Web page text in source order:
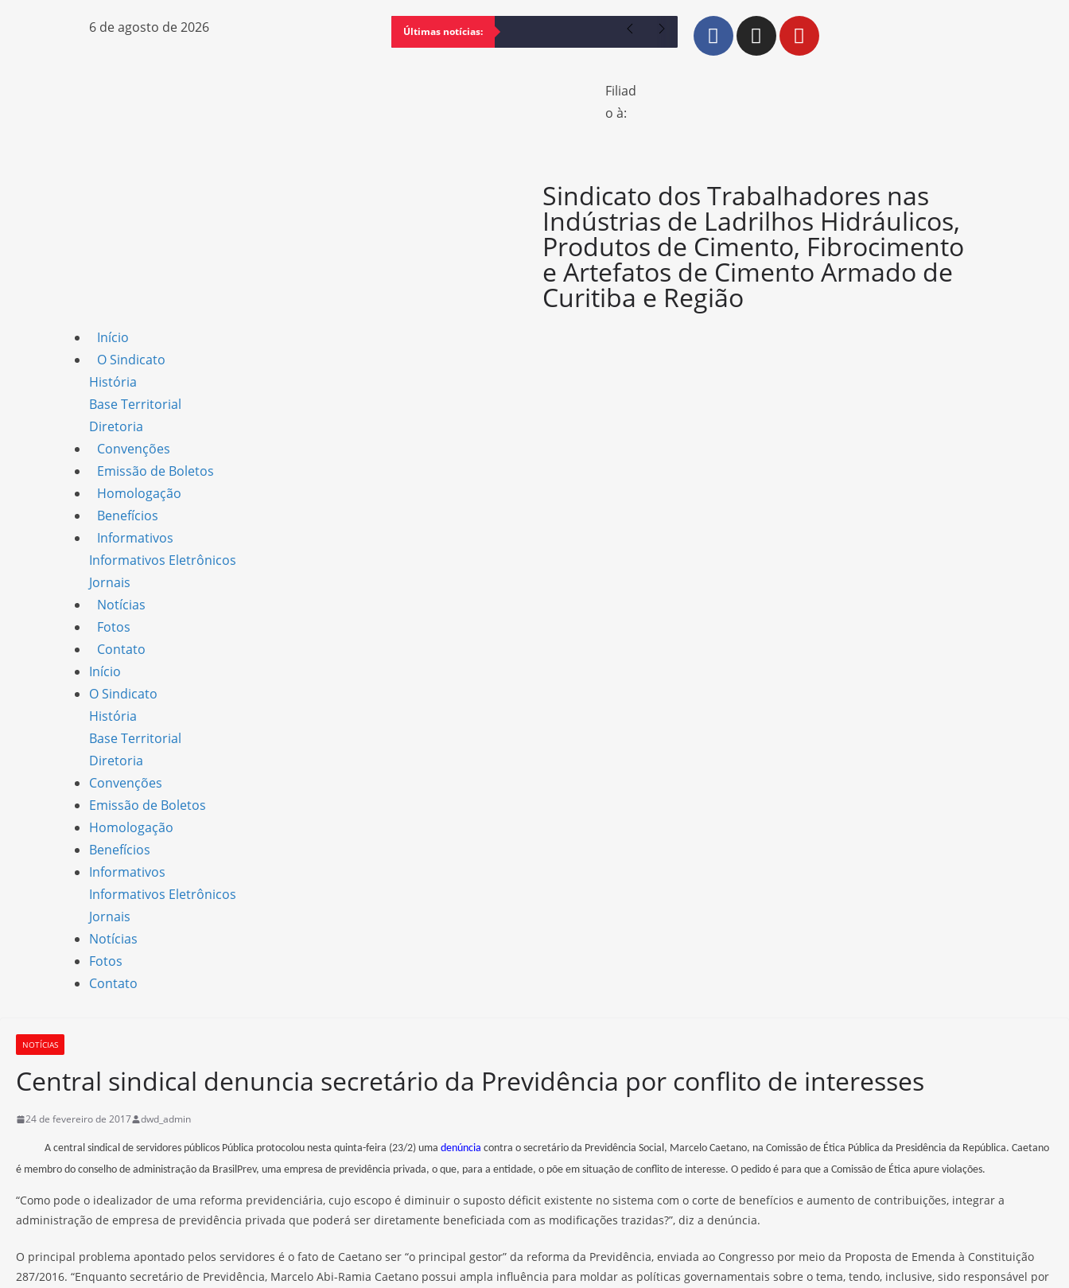
6 de agosto de 2026 Últimas notícias:
Filiad
o à:
Sindicato dos Trabalhadores nas
Indústrias de Ladrilhos Hidráulicos,
Produtos de Cimento, Fibrocimento
e Artefatos de Cimento Armado de
Curitiba e Região
Início
O Sindicato
História
Base Territorial
Diretoria
Convenções
Emissão de Boletos
Homologação
Benefícios
Informativos
Informativos Eletrônicos
Jornais
Notícias
Fotos
Contato
Início
O Sindicato
História
Base Territorial
Diretoria
Convenções
Emissão de Boletos
Homologação
Benefícios
Informativos
Informativos Eletrônicos
Jornais
Notícias
Fotos
Contato
NOTÍCIAS
Central sindical denuncia secretário da Previdência por conflito de interesses
24 de fevereiro de 2017 dwd_admin
A central sindical de servidores públicos Pública protocolou nesta quinta-feira (23/2) uma denúncia contra o secretário da Previdência Social, Marcelo Caetano, na Comissão de Ética Pública da Presidência da República. Caetano
é membro do conselho de administração da BrasilPrev, uma empresa de previdência privada, o que, para a entidade, o põe em situação de conflito de interesse. O pedido é para que a Comissão de Ética apure violações.
“Como pode o idealizador de uma reforma previdenciária, cujo escopo é diminuir o suposto déficit existente no sistema com o corte de benefícios e aumento de contribuições, integrar a
administração de empresa de previdência privada que poderá ser diretamente beneficiada com as modificações trazidas?”, diz a denúncia.
O principal problema apontado pelos servidores é o fato de Caetano ser “o principal gestor” da reforma da Previdência, enviada ao Congresso por meio da Proposta de Emenda à Constituição
287/2016. “Enquanto secretário de Previdência, Marcelo Abi-Ramia Caetano possui ampla influência para moldar as políticas governamentais sobre o tema, tendo, inclusive, sido responsável por